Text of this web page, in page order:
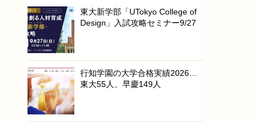
東大新学部「UTokyo College of
Design」入試攻略セミナー9/27
行知学園の大学合格実績2026…
東大55人、早慶149人